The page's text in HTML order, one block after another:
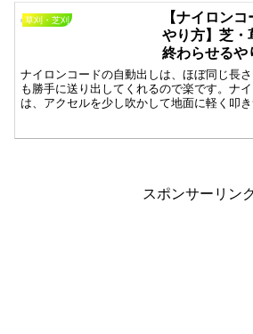
草刈・芝刈
【ナイロン
やり方】芝・
終わらせるや
ナイロンコードの自動出しは、ほぼ同じ長
も勝手に送り出してくれるので楽です。ナ
は、アクセルを少し吹かして地面に軽く叩
に刈れるので、どちらにするか迷ったら排
スポンサーリン